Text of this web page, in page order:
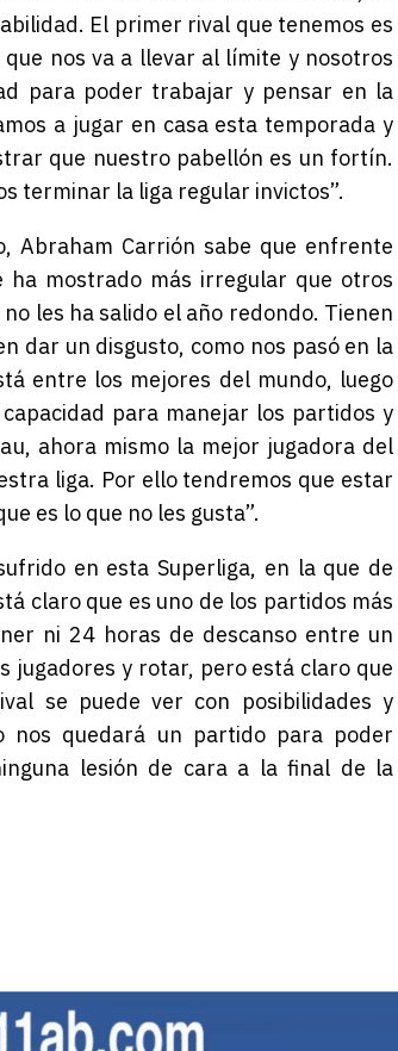
El primer rival que tenemos es
nos va a llevar al límite y nosotros
para poder trabajar y pensar en la
a jugar en casa esta temporada y
que nuestro pabellón es un fortín.
terminar la liga regular invictos”.
Abraham Carrión sabe que enfrente
ha mostrado más irregular que otros
les ha salido el año redondo. Tienen
dar un disgusto, como nos pasó en la
entre los mejores del mundo, luego
para manejar los partidos y
ahora mismo la mejor jugadora del
liga. Por ello tendremos que estar
es lo que no les gusta”.
en esta Superliga, en la que de
claro que es uno de los partidos más
ni 24 horas de descanso entre un
jugadores y rotar, pero está claro que
se puede ver con posibilidades y
nos quedará un partido para poder
lesión de cara a la final de la